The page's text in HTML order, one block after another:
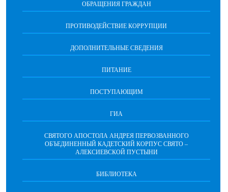
ОБРАЩЕНИЯ ГРАЖДАН
ПРОТИВОДЕЙСТВИЕ КОРРУПЦИИ
ДОПОЛНИТЕЛЬНЫЕ СВЕДЕНИЯ
ПИТАНИЕ
ПОСТУПАЮЩИМ
ГИА
СВЯТОГО АПОСТОЛА АНДРЕЯ ПЕРВОЗВАННОГО
ОБЪЕДИНЕННЫЙ КАДЕТСКИЙ КОРПУС СВЯТО –
АЛЕКСИЕВСКОЙ ПУСТЫНИ
БИБЛИОТЕКА